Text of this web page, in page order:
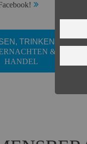
TRINKEN
&
HANDEL
Name: